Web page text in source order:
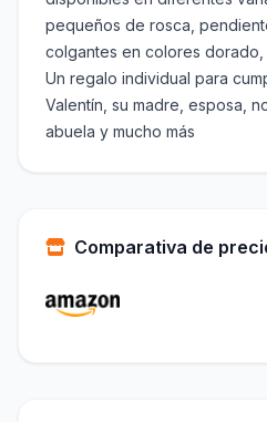
pequeños de rosca,
colgantes en colores
Un regalo individual para
Valentín, su madre, esposa,
abuela y mucho más
Comparativa de